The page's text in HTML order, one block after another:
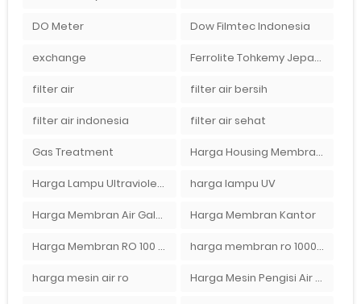
DO Meter Dow Filmtec Indonesia
exchange Ferrolite Tohkemy Jepang Indonesia
filter air filter air bersih
filter air indonesia filter air sehat
Gas Treatment Harga Housing Membran RO 2000 GPD
Harga Lampu Ultraviolet Depot Air Isi Ulang harga lampu UV
Harga Membran Air Galon Harga Membran Kantor
Harga Membran RO 100 gpd harga membran ro 1000 gpd
harga mesin air ro Harga Mesin Pengisi Air Galon